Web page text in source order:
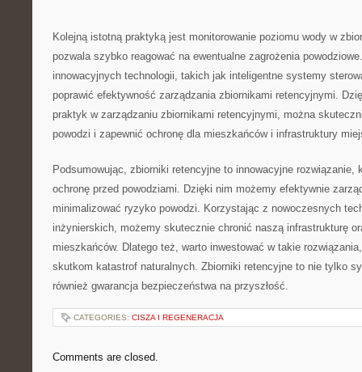
Kolejną ⁣istotną praktyką jest monitorowanie poziomu⁣ wody w
⁤pozwala ⁤szybko reagować na ewentualne zagrożenia
innowacyjnych technologii, takich jak ⁣inteligentne systemy
poprawić efektywność zarządzania ‌zbiornikami retencyjnymi.
praktyk ⁢w zarządzaniu zbiornikami retencyjnymi, można
powodzi i zapewnić ochronę dla mieszkańców i infrastruktury
Podsumowując, zbiorniki retencyjne to innowacyjne‍ rozwiązanie,
ochronę przed powodziami. Dzięki nim⁢ możemy ‍efektywnie
minimalizować‍ ryzyko⁣ powodzi. Korzystając ⁣z nowoczesnych
inżynierskich, możemy skutecznie chronić naszą infrastrukturę
mieszkańców. Dlatego też, warto‌ inwestować⁣ w takie
skutkom katastrof naturalnych. Zbiorniki retencyjne to⁣ nie ‌tylko
również gwarancja bezpieczeństwa na ‌przyszłość.
CATEGORIES: CISZA I REGENERACJA
Comments are closed.